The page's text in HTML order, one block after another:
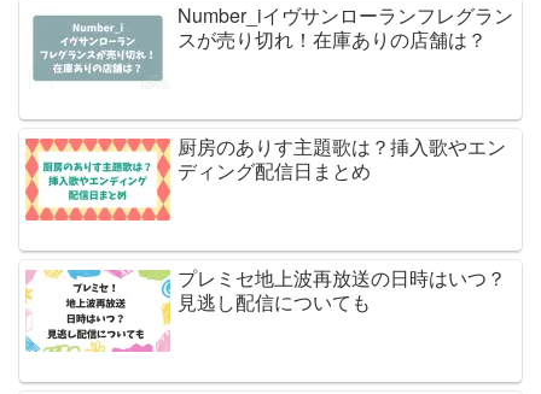
Number_iイヴサンローランフレグラン
スが売り切れ！在庫ありの店舗は？
厨房のありす主題歌は？挿入歌やエン
ディング配信日まとめ
プレミセ地上波再放送の日時はいつ？
見逃し配信についても